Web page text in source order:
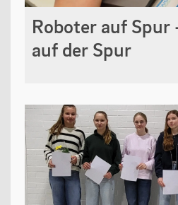
Roboter auf Spur
auf der Spur